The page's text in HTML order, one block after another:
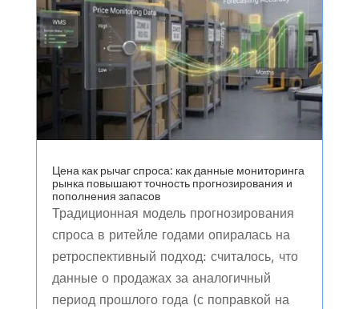
Цена как рычаг спроса: как данные мониторинга
рынка повышают точность прогнозирования и
пополнения запасов
Традиционная модель прогнозирования
спроса в ритейле годами опиралась на
ретроспективный подход: считалось, что
данные о продажах за аналогичный
период прошлого года (с поправкой на